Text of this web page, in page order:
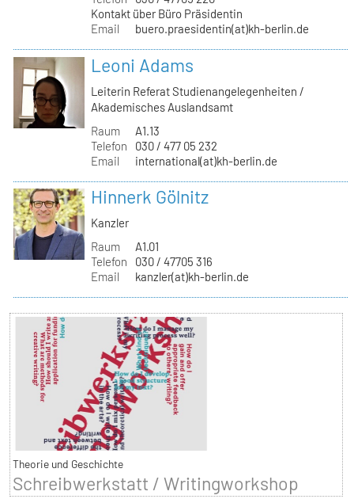
Kontakt über Büro Präsidentin
Email
buero.praesidentin(at)kh-berlin.de
Leoni Adams
Leiterin Referat Studienangelegenheiten /
Akademisches Auslandsamt
Raum
A1.13
Telefon
030 / 477 05 232
Email
international(at)kh-berlin.de
Hinnerk Gölnitz
Kanzler
Raum
A1.01
Telefon
030 / 47705 316
Email
kanzler(at)kh-berlin.de
Theorie und Geschichte
Schreibwerkstatt / Writingworkshop